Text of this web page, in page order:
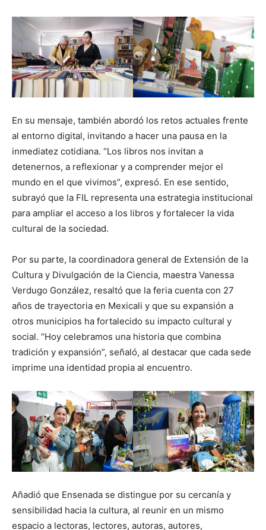
En su mensaje, también abordó los retos actuales frente
al entorno digital, invitando a hacer una pausa en la
inmediatez cotidiana. “Los libros nos invitan a
detenernos, a reflexionar y a comprender mejor el
mundo en el que vivimos”, expresó. En ese sentido,
subrayó que la FIL representa una estrategia institucional
para ampliar el acceso a los libros y fortalecer la vida
cultural de la sociedad.
Por su parte, la coordinadora general de Extensión de la
Cultura y Divulgación de la Ciencia, maestra Vanessa
Verdugo González, resaltó que la feria cuenta con 27
años de trayectoria en Mexicali y que su expansión a
otros municipios ha fortalecido su impacto cultural y
social. “Hoy celebramos una historia que combina
tradición y expansión”, señaló, al destacar que cada sede
imprime una identidad propia al encuentro.
Añadió que Ensenada se distingue por su cercanía y
sensibilidad hacia la cultura, al reunir en un mismo
espacio a lectoras, lectores, autoras, autores,